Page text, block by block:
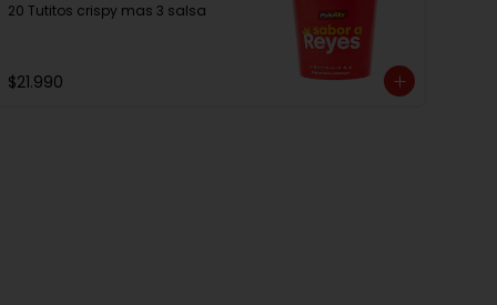
20 Tutitos crispy mas 3 salsa
$21.990